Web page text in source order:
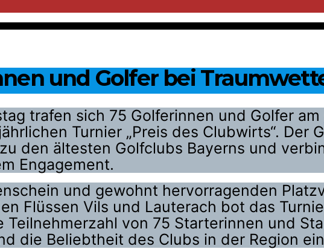
und Golfer bei
trafen sich 75 Golferinnen und Golfer am
Turnier „Preis des Clubwirts“. Der
den ältesten Golfclubs Bayerns und
Engagement.
und gewohnt hervorragenden
Flüssen Vils und Lauterach bot das
Teilnehmerzahl von 75 Starterinnen und
die Beliebtheit des Clubs in der Region